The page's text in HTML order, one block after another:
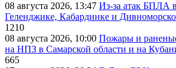
08 августа 2026, 13:47 Из-за атак БПЛА
Геленджике, Кабардинке и
1210
08 августа 2026, 10:00 Пожары и
на НПЗ в Самарской области и на
665